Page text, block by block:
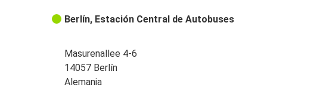
Berlín, Estación Central de Autobuses
Masurenallee 4-6
14057 Berlín
Alemania